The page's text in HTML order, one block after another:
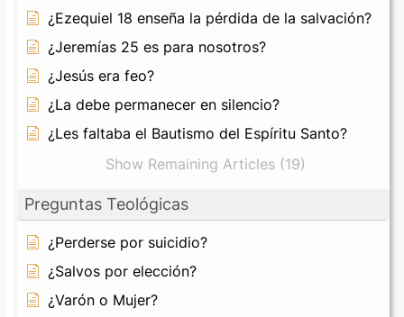
¿Ezequiel 18 enseña la pérdida de la salvación?
¿Jeremías 25 es para nosotros?
¿Jesús era feo?
¿La debe permanecer en silencio?
¿Les faltaba el Bautismo del Espíritu Santo?
Show Remaining Articles (19)
Preguntas Teológicas
¿Perderse por suicidio?
¿Salvos por elección?
¿Varón o Mujer?